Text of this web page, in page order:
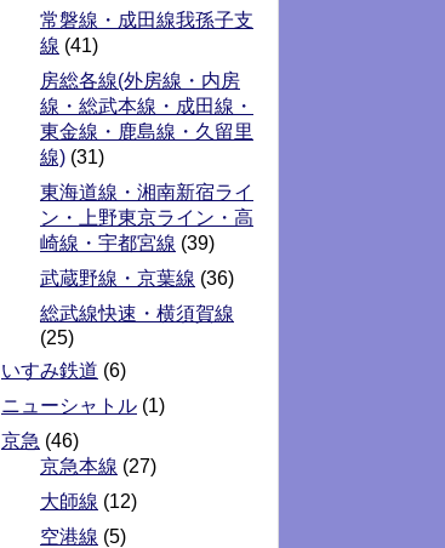
常磐線・成田線我孫子支
線 (41)
房総各線(外房線・内房
線・総武本線・成田線・
東金線・鹿島線・久留里
線) (31)
東海道線・湘南新宿ライ
ン・上野東京ライン・高
崎線・宇都宮線 (39)
武蔵野線・京葉線 (36)
総武線快速・横須賀線
(25)
いすみ鉄道 (6)
ニューシャトル (1)
京急 (46)
京急本線 (27)
大師線 (12)
空港線 (5)